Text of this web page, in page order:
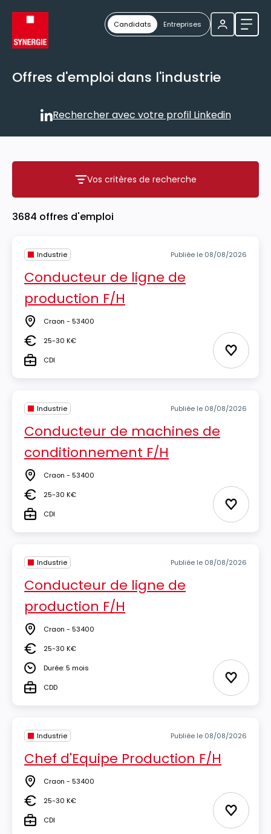
Candidats Entreprises
Offres d'emploi dans l'industrie
Rechercher avec votre
Rechercher avec votre profil Linkedin
Vos critères de recherche
Vos critères de recherche
3684 offres d'emploi
Industrie Publiée le 08/08/2026
Conducteur de ligne de
production F/H
Lieu Craon - 53400
Salaire25-30 K€
TypeCDI Ajouter
Industrie Publiée le 08/08/2026
Conducteur de machines de
conditionnement F/H
Lieu Craon - 53400
Salaire25-30 K€
TypeCDI Ajouter
Industrie Publiée le 08/08/2026
Conducteur de ligne de
production F/H
Lieu Craon - 53400
Salaire25-30 K€
DuréeDurée: 5 mois
TypeCDD Ajouter
Industrie Publiée le 08/08/2026
Chef d'Equipe Production F/H
Lieu Craon - 53400
Salaire25-30 K€
TypeCDI Ajouter